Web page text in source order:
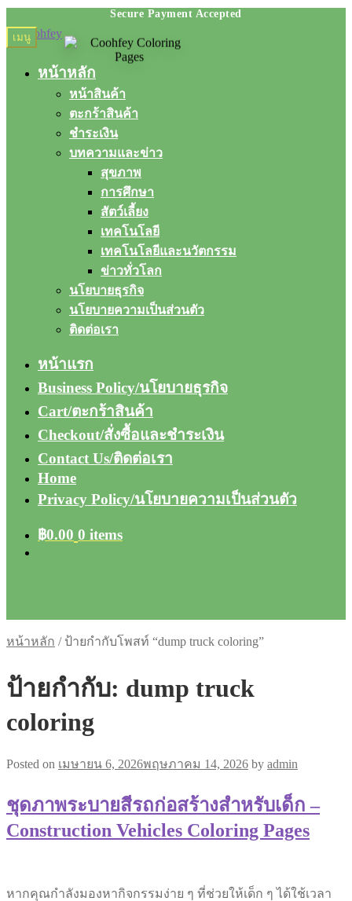
Skip
to
Skip
to
เมนู
หน้าหลัก
หน้าสินค้า
ตะกร้าสินค้า
ชำระเงิน
บทความและข่าว
สุขภาพ
การศึกษา
สัตว์เลี้ยง
เทคโนโลยี
เทคโนโลยีและนวัตกรรม
ข่าวทั่วโลก
นโยบายธุรกิจ
นโยบายความเป็นส่วนตัว
ติดต่อเรา
หน้าแรก
Business Policy/นโยบายธุรกิจ
Cart/ตะกร้าสินค้า
Checkout/สั่งซื้อและชำระเงิน
Contact Us/ติดต่อเรา
Home
Privacy Policy/นโยบายความเป็นส่วนตัว
฿0.00 0 items
หน้าหลัก / ป้ายกำกับโพสท์ “dump truck coloring”
ป้ายกำกับ: dump truck
coloring
Posted on เมษายน 6, 2026พฤษภาคม 14, 2026 by admin
ชุดภาพระบายสีรถก่อสร้างสำหรับเด็ก –
Construction Vehicles Coloring Pages
หากคุณกำลังมองหากิจกรรมง่าย ๆ ที่ช่วยให้เด็ก ๆ ได้ใช้เวลา